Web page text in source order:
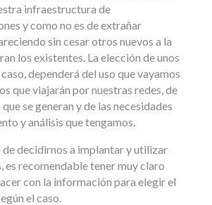
infraestructura de
y como no es de extrañar
sin cesar otros nuevos a la
los existentes. La elección de unos
dependerá del uso que vayamos
que viajarán por nuestras redes, de
se generan y de las necesidades
y análisis que tengamos.
de decidirnos a implantar y utilizar
es recomendable tener muy claro
con la información para elegir el
el caso.